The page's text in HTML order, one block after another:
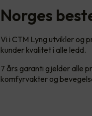
Norges
Vi i CTM Lyng utvikler og
kunder kvalitet i alle ledd.
7 års garanti gjelder alle
komfyrvakter og